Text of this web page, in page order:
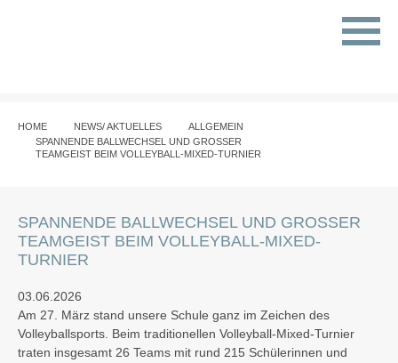
HOME NEWS/ AKTUELLES
ALLGEMEIN
SPANNENDE BALLWECHSEL UND GROSSER T
EAMGEIST BEIM VOLLEYBALL-MIXED-TURNIER
SPANNENDE BALLWECHSEL UND GROSSER T
EAMGEIST BEIM VOLLEYBALL-MIXED-T
URNIER
03.06.2026
Am 27. März stand unsere Schule ganz im Zeichen des
Volleyballsports. Beim traditionellen Volleyball-Mixed-Turnier
traten insgesamt 26 Teams mit rund 215 Schülerinnen und